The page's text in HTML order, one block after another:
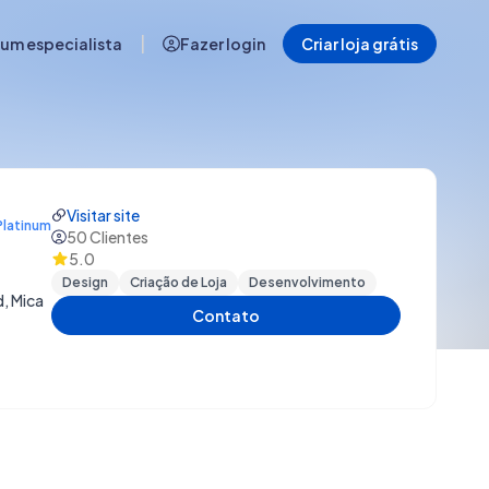
especialista Fazer login Criar loja grátis
Mica
Visitar site
50Clientes
5.0
Design Criação de Loja Desenvolvimento
Contato